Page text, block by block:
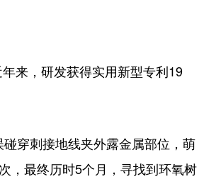
来，研发获得实用新型专利19
穿刺接地线夹外露金属部位，萌
，最终历时5个月，寻找到环氧树